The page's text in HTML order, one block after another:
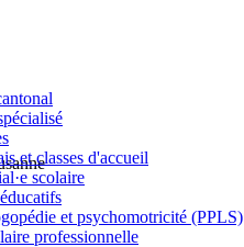
et classes d'accueil
scolaire
et psychomotricité (PPLS)
professionnelle